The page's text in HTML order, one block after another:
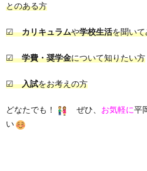
とのある方
☑カリキュラムや学校生活を聞い
☑学費・奨学金について知りたい方
☑入試をお考えの方
どなたでも！ ぜひ、 お気軽に平
い